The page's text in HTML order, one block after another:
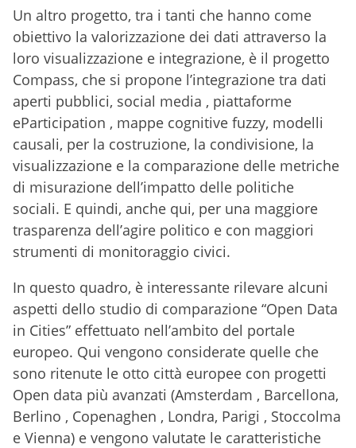
Un altro progetto, tra i tanti che hanno come
obiettivo la valorizzazione dei dati attraverso la
loro visualizzazione e integrazione, è il progetto
Compass, che si propone l’integrazione tra dati
aperti pubblici, social media , piattaforme
eParticipation , mappe cognitive fuzzy, modelli
causali, per la costruzione, la condivisione, la
visualizzazione e la comparazione delle metriche
di misurazione dell’impatto delle politiche
sociali. E quindi, anche qui, per una maggiore
trasparenza dell’agire politico e con maggiori
strumenti di monitoraggio civici.
In questo quadro, è interessante rilevare alcuni
aspetti dello studio di comparazione “Open Data
in Cities” effettuato nell’ambito del portale
europeo. Qui vengono considerate quelle che
sono ritenute le otto città europee con progetti
Open data più avanzati (Amsterdam , Barcellona,
Berlino , Copenaghen , Londra, Parigi , Stoccolma
e Vienna) e vengono valutate le caratteristiche